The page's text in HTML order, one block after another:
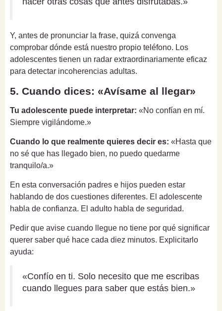
Y, antes de pronunciar la frase, quizá convenga
comprobar dónde está nuestro propio teléfono. Los
adolescentes tienen un radar extraordinariamente eficaz
para detectar incoherencias adultas.
5. Cuando dices: «Avísame al llegar»
Tu adolescente puede interpretar: «No confían en mí.
Siempre vigilándome.»
Cuando lo que realmente quieres decir es: «Hasta que
no sé que has llegado bien, no puedo quedarme
tranquilo/a.»
En esta conversación padres e hijos pueden estar
hablando de dos cuestiones diferentes. El adolescente
habla de confianza. El adulto habla de seguridad.
Pedir que avise cuando llegue no tiene por qué significar
querer saber qué hace cada diez minutos. Explicitarlo
ayuda:
«Confío en ti. Solo necesito que me escribas
cuando llegues para saber que estás bien.»